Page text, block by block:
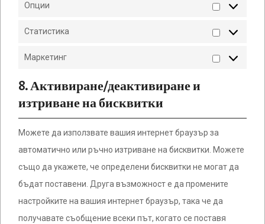
Опции
Опции
Статистика
Маркетинг
Маркетинг
8. Активиране/деактивиране и
изтриване на бисквитки
Можете да използвате вашия интернет браузър за
автоматично или ръчно изтриване на бисквитки. Можете
също да укажете, че определени бисквитки не могат да
бъдат поставени. Друга възможност е да промените
настройките на вашия интернет браузър, така че да
получавате съобщение всеки път, когато се поставя